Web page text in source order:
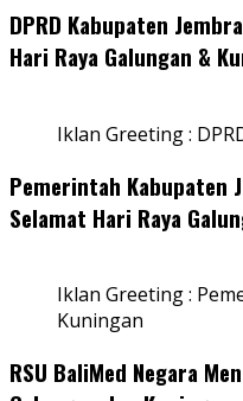
DPRD Kabupaten
Hari Raya Galungan &
Iklan Greeting :
Pemerintah Kabupaten
Selamat Hari Raya
Iklan Greeting :
Kuningan
RSU BaliMed Negara